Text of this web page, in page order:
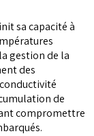
sa capacité à
gestion de la
des
de
compromettre